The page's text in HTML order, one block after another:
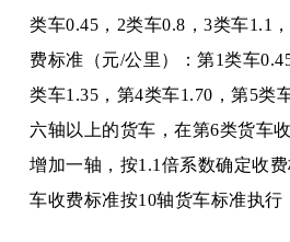
类车0.45，2类车0.8，3类车1.1
费标准（元/公里）：第1类车
类车1.35，第4类车1.70，第5类
六轴以上的货车，在第6类货车
增加一轴，按1.1倍系数确定收
车收费标准按10轴货车标准执行